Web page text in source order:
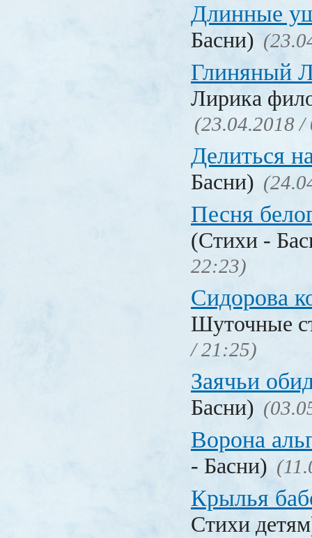
Длинные
Басни)
Глиняный
Лирика
(23.04.2018 /
Делиться
Басни)
Песня
(Стихи -
22:23)
Сидорова
Шуточные
/ 21:25)
Заячьи
Басни)
Ворона
- Басни)
Крылья
Стихи